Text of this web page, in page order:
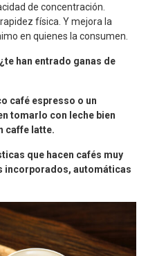
de concentración.
física. Y mejora la
en quienes la consumen.
han entrado ganas de
café espresso o un
tomarlo con leche bien
caffe latte.
que hacen cafés muy
incorporados, automáticas